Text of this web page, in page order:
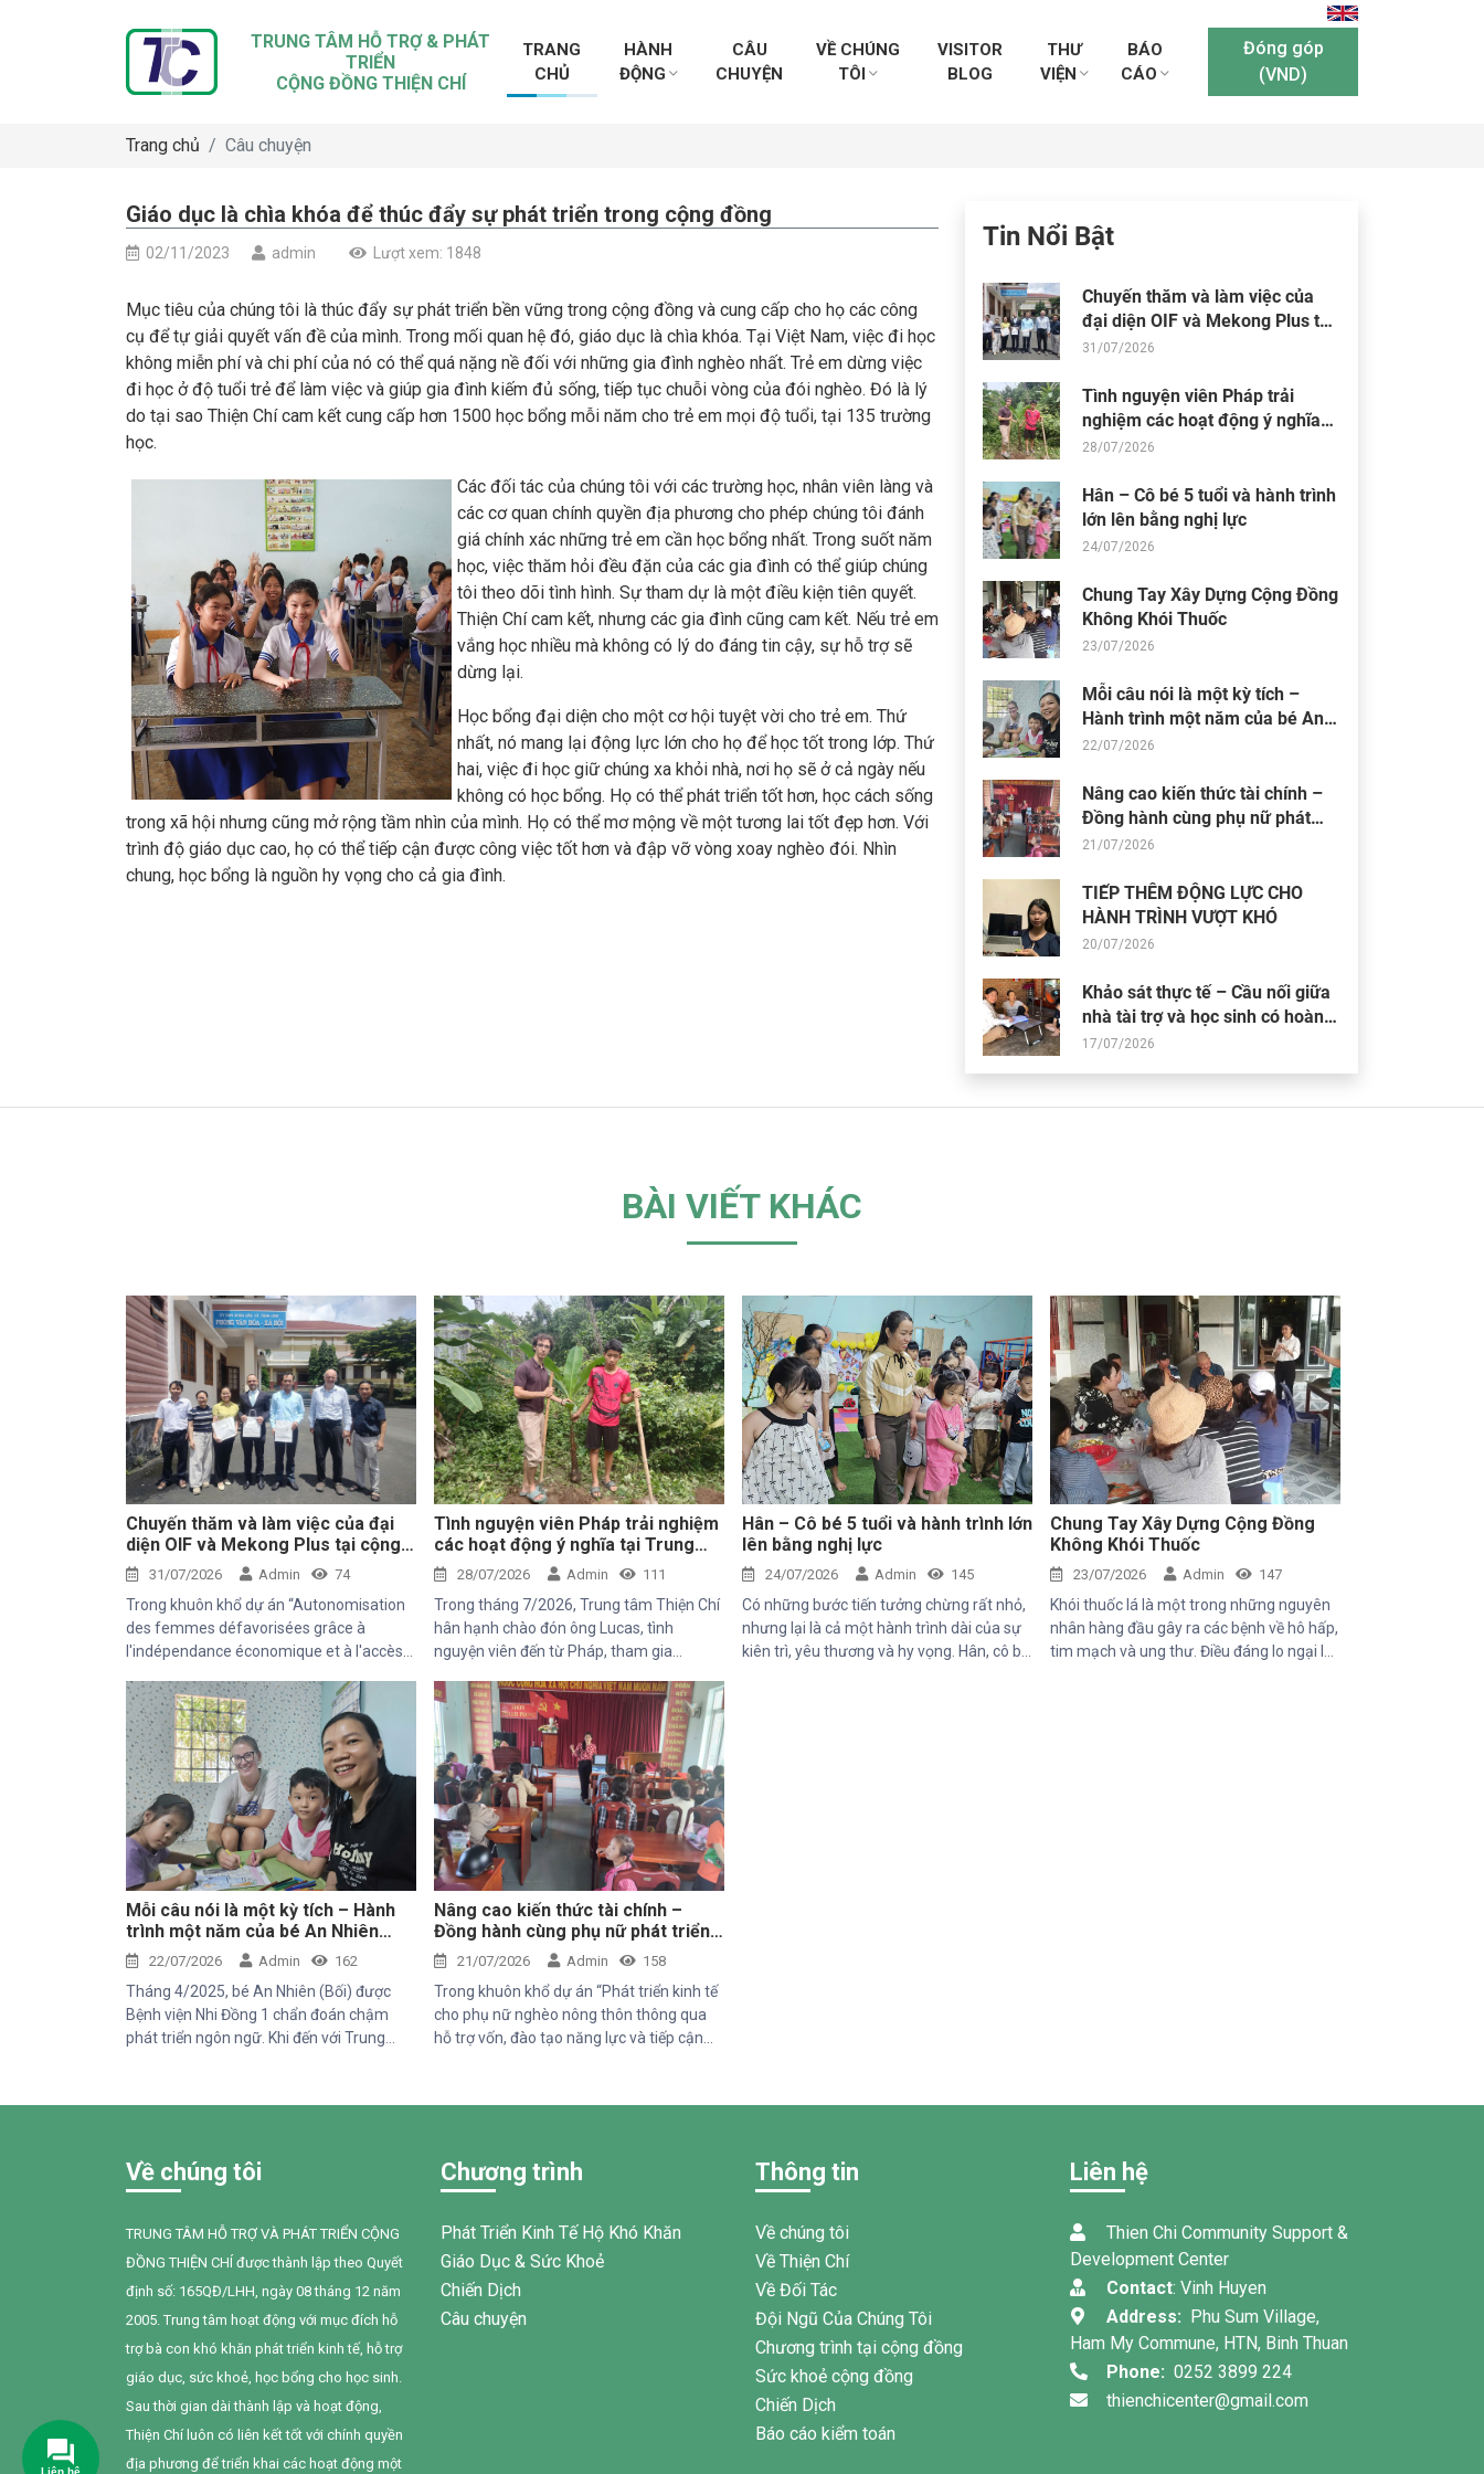
TRUNG TÂM HỖ TRỢ & PHÁT
TRIỂN
CỘNG ĐỒNG THIỆN CHÍ
TRANG
CHỦ
HÀNH
ĐỘNG
CÂU
CHUYỆN
VỀ CHÚNG
TÔI
VISITOR
BLOG
THƯ
VIỆN
BÁO
CÁO
Đóng góp
(VND)
Trang chủ Câu chuyện
Giáo dục là chìa khóa để thúc đẩy sự phát triển trong cộng đồng
02/11/2023 admin Lượt xem: 1848
Mục tiêu của chúng tôi là thúc đẩy sự phát triển bền vững trong cộng đồng và cung cấp cho họ các công
cụ để tự giải quyết vấn đề của mình. Trong mối quan hệ đó, giáo dục là chìa khóa. Tại Việt Nam, việc đi học
không miễn phí và chi phí của nó có thể quá nặng nề đối với những gia đình nghèo nhất. Trẻ em dừng việc
đi học ở độ tuổi trẻ để làm việc và giúp gia đình kiếm đủ sống, tiếp tục chuỗi vòng của đói nghèo. Đó là lý
do tại sao Thiện Chí cam kết cung cấp hơn 1500 học bổng mỗi năm cho trẻ em mọi độ tuổi, tại 135 trường
học.
Các đối tác của chúng tôi với các trường học, nhân viên làng và
các cơ quan chính quyền địa phương cho phép chúng tôi đánh
giá chính xác những trẻ em cần học bổng nhất. Trong suốt năm
học, việc thăm hỏi đều đặn của các gia đình có thể giúp chúng
tôi theo dõi tình hình. Sự tham dự là một điều kiện tiên quyết.
Thiện Chí cam kết, nhưng các gia đình cũng cam kết. Nếu trẻ em
vắng học nhiều mà không có lý do đáng tin cậy, sự hỗ trợ sẽ
dừng lại.
Học bổng đại diện cho một cơ hội tuyệt vời cho trẻ em. Thứ
nhất, nó mang lại động lực lớn cho họ để học tốt trong lớp. Thứ
hai, việc đi học giữ chúng xa khỏi nhà, nơi họ sẽ ở cả ngày nếu
không có học bổng. Họ có thể phát triển tốt hơn, học cách sống
trong xã hội nhưng cũng mở rộng tầm nhìn của mình. Họ có thể mơ mộng về một tương lai tốt đẹp hơn. Với
trình độ giáo dục cao, họ có thể tiếp cận được công việc tốt hơn và đập vỡ vòng xoay nghèo đói. Nhìn
chung, học bổng là nguồn hy vọng cho cả gia đình.
Tin Nổi Bật
Chuyến thăm và làm việc của
đại diện OIF và Mekong Plus tại
cộng đồng dự án
31/07/2026
Tình nguyện viên Pháp trải
nghiệm các hoạt động ý nghĩa
tại Trung tâm Thiện Chí
28/07/2026
Hân – Cô bé 5 tuổi và hành trình
lớn lên bằng nghị lực
24/07/2026
Chung Tay Xây Dựng Cộng Đồng
Không Khói Thuốc
23/07/2026
Mỗi câu nói là một kỳ tích –
Hành trình một năm của bé An
Nhiên (Bối)
22/07/2026
Nâng cao kiến thức tài chính –
Đồng hành cùng phụ nữ phát
triển sinh kế bền vững
21/07/2026
TIẾP THÊM ĐỘNG LỰC CHO
HÀNH TRÌNH VƯỢT KHÓ
20/07/2026
Khảo sát thực tế – Cầu nối giữa
nhà tài trợ và học sinh có hoàn
cảnh khó khăn
17/07/2026
BÀI VIẾT KHÁC
Chuyến thăm và làm việc của đại
diện OIF và Mekong Plus tại cộng
đồng dự án
31/07/2026 Admin 74
Trong khuôn khổ dự án “Autonomisation
des femmes défavorisées grâce à
l'indépendance économique et à l'accès
tâm Thiện Chí vinh dự đón tiếp ông
Kaloyan Kolev, đại diện đơn vị tài trợ
Organisation internationale de la
Francophonie (OIF), và ông Bernard
Kervyn, đại diện Mekong Plus, trong
chuyến công tác tại xã Tánh Linh, Bắc
Ruộng và Hàm Kiệm, tỉnh Lâm Đồng.
Tình nguyện viên Pháp trải nghiệm
các hoạt động ý nghĩa tại Trung
tâm Thiện Chí
28/07/2026 Admin 111
Trong tháng 7/2026, Trung tâm Thiện Chí
hân hạnh chào đón ông Lucas, tình
nguyện viên đến từ Pháp, tham gia
động của dự án do Mekong Plus tài trợ tại
địa phương.
Hân – Cô bé 5 tuổi và hành trình lớn
lên bằng nghị lực
24/07/2026 Admin 145
Có những bước tiến tưởng chừng rất nhỏ,
nhưng lại là cả một hành trình dài của sự
kiên trì, yêu thương và hy vọng. Hân, cô bé
Chung Tay Xây Dựng Cộng Đồng
Không Khói Thuốc
23/07/2026 Admin 147
Khói thuốc lá là một trong những nguyên
nhân hàng đầu gây ra các bệnh về hô hấp,
tim mạch và ung thư. Điều đáng lo ngại là
Mỗi câu nói là một kỳ tích – Hành
trình một năm của bé An Nhiên
(Bối)22/07/2026 Admin 162
Tháng 4/2025, bé An Nhiên (Bối) được
Bệnh viện Nhi Đồng 1 chẩn đoán chậm
phát triển ngôn ngữ. Khi đến với Trung
cầu của mình. Sau một năm can thiệp với
ngừng của chính Bối, em đã có những
Nâng cao kiến thức tài chính –
Đồng hành cùng phụ nữ phát triển
sinh kế bền vững
21/07/2026 Admin 158
Trong khuôn khổ dự án “Phát triển kinh tế
cho phụ nữ nghèo nông thôn thông qua
hỗ trợ vốn, đào tạo năng lực và tiếp cận
Trung tâm Thiện Chí đã tổ chức buổi chia
Thuận Nam.
Về chúng tôi
TRUNG TÂM HỖ TRỢ VÀ PHÁT TRIỂN CỘNG
ĐỒNG THIỆN CHÍ được thành lập theo Quyết
định số: 165QĐ/LHH, ngày 08 tháng 12 năm
2005. Trung tâm hoạt động với mục đích hỗ
trợ bà con khó khăn phát triển kinh tế, hỗ trợ
giáo dục, sức khoẻ, học bổng cho học sinh.
Sau thời gian dài thành lập và hoạt động,
Thiện Chí luôn có liên kết tốt với chính quyền
địa phương để triển khai các hoạt động một
Chương trình
Phát Triển Kinh Tế Hộ Khó Khăn
Giáo Dục & Sức Khoẻ
Chiến Dịch
Câu chuyện
Thông tin
Về chúng tôi
Về Thiện Chí
Về Đối Tác
Đội Ngũ Của Chúng Tôi
Chương trình tại cộng đồng
Sức khoẻ cộng đồng
Chiến Dịch
Báo cáo kiểm toán
Liên hệ
Thien Chi Community Support &
Development Center
Contact: Vinh Huyen
Address: Phu Sum Village,
Ham My Commune, HTN, Binh Thuan
Phone: 0252 3899 224
thienchicenter@gmail.com